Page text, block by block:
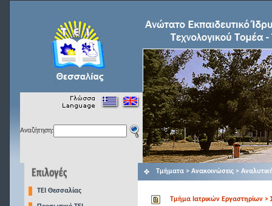
Αναζήτηση:
TEI Θεσσαλίας
Τμήματα > Ανακοινώσεις >
Τμήμα Ιατρικών Eργαστηρίων >